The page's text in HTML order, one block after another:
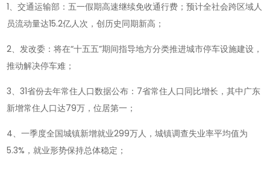
读
懂
世
29!
1、交通运输部：五一假期高速继续免收通行费；预计全社会跨区域人
员流动量达15.2亿人次，创历史同期新高；
2、发改委：将在“十五五”期间指导地方分类推进城市停车设施建设，
推动解决停车难；
3、31省份去年常住人口数据公布：7省常住人口同比增长，其中广东
新增常住人口达79万，位居第一；
4、一季度全国城镇新增就业299万人，城镇调查失业率平均值为
5.3%，就业形势保持总体稳定；